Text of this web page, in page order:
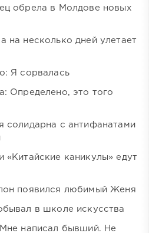
обрела в Молдове новых
на несколько дней улетает
Я сорвалась
Определено, это того
солидарна с антифанатами
«Китайские каникулы» едут
появился любимый Женя
в школе искусства
написал бывший. Не